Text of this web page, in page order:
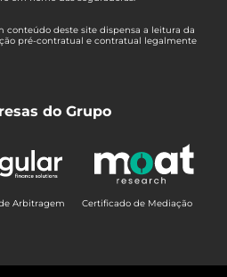
conteúdo deste site dispensa a leitura da
pré-contratual e contratual legalmente
do Grupo
Arbitragem Certificado de Mediação